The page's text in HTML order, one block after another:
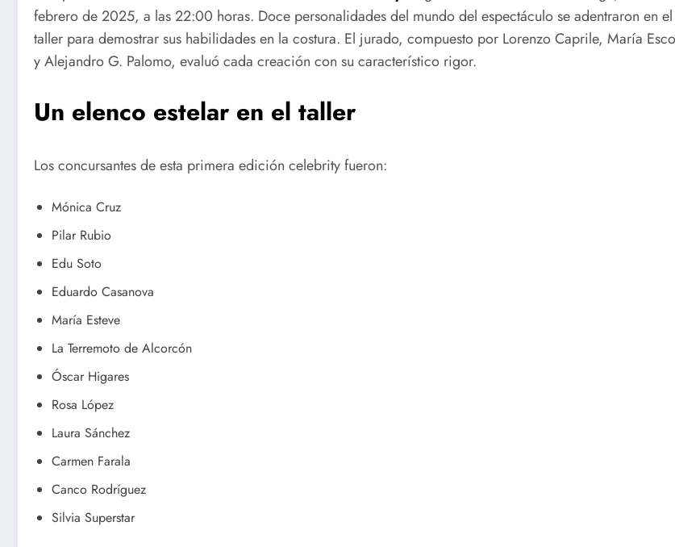
febrero de 2025, a las 22:00 horas. Doce personalidades del mundo del espectáculo se adentraron en el
taller para demostrar sus habilidades en la costura. El jurado, compuesto por Lorenzo Caprile, María
y Alejandro G. Palomo, evaluó cada creación con su característico rigor.
Un elenco estelar en el taller
Los concursantes de esta primera edición celebrity fueron:
Mónica Cruz
Pilar Rubio
Edu Soto
Eduardo Casanova
María Esteve
La Terremoto de Alcorcón
Óscar Higares
Rosa López
Laura Sánchez
Carmen Farala
Canco Rodríguez
Silvia Superstar